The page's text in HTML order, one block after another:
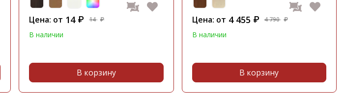
Цена: от 14 ₽ 14 ₽
В наличии
В корзину
Цена: от 4 455 ₽ 4 790 ₽
В наличии
В корзину